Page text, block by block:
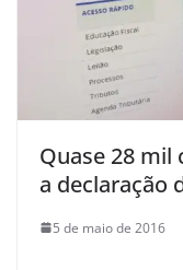
Quase 28
a declaração
5 de maio de 2016